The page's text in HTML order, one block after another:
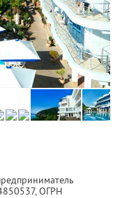
, ОГРН